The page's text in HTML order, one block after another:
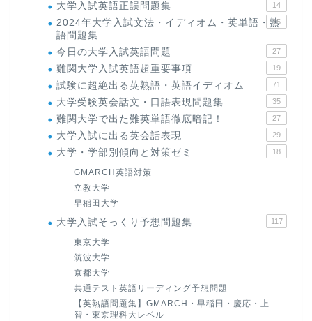
大学入試英語正誤問題集 14
2024年大学入試文法・イディオム・英単語・熟
語問題集
15
今日の大学入試英語問題 27
難関大学入試英語超重要事項 19
試験に超絶出る英熟語・英語イディオム 71
大学受験英会話文・口語表現問題集 35
難関大学で出た難英単語徹底暗記！ 27
大学入試に出る英会話表現 29
大学・学部別傾向と対策ゼミ 18
GMARCH英語対策
立教大学
早稲田大学
大学入試そっくり予想問題集 117
東京大学
筑波大学
京都大学
共通テスト英語リーディング予想問題
【英熟語問題集】GMARCH・早稲田・慶応・上
智・東京理科大レベル